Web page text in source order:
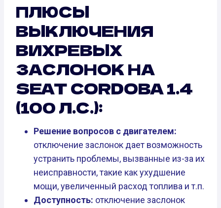
ПЛЮСЫ
ВЫКЛЮЧЕНИЯ
ВИХРЕВЫХ
ЗАСЛОНОК НА
SEAT CORDOBA 1.4
(100 Л.С.):
Решение вопросов с двигателем:
отключение заслонок дает возможность
устранить проблемы, вызванные из-за их
неисправности, такие как ухудшение
мощи, увеличенный расход топлива и т.п.
Доступность: отключение заслонок